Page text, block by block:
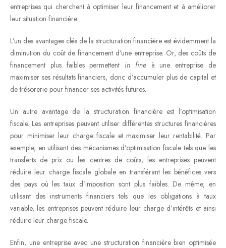
entreprises qui cherchent à optimiser leur financement et à améliorer
leur situation financière.
L’un des avantages clés de la structuration financière est évidemment la
diminution du coût de financement d’une entreprise. Or, des coûts de
financement plus faibles permettent in fineà une entreprise de
maximiser ses résultats financiers, donc d’accumuler plus de capital et
de trésorerie pour financer ses activités futures.
Un autre avantage de la structuration financière est l’optimisation
fiscale. Les entreprises peuvent utiliser différentes structures financières
pour minimiser leur charge fiscale et maximiser leur rentabilité. Par
exemple, en utilisant des mécanismes d’optimisation fiscale tels que les
transferts de prix ou les centres de coûts, les entreprises peuvent
réduire leur charge fiscale globale en transférant les bénéfices vers
des pays où les taux d’imposition sont plus faibles. De même, en
utilisant des instruments financiers tels que les obligations à taux
variable, les entreprises peuvent réduire leur charge d’intérêts et ainsi
réduire leur charge fiscale.
Enfin, une entreprise avec une structuration financière bien optimisée